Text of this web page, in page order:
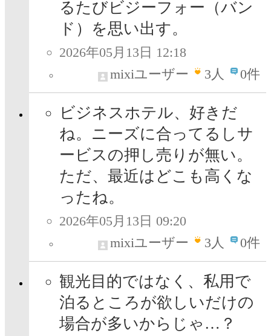
るたびビジーフォー（バン
ド）を思い出す。
2026年05月13日 12:18
mixiユーザー
3人 0件
ビジネスホテル、好きだ
ね。ニーズに合ってるしサ
ービスの押し売りが無い。
ただ、最近はどこも高くな
ったね。
2026年05月13日 09:20
mixiユーザー
3人 0件
観光目的ではなく、私用で
泊るところが欲しいだけの
場合が多いからじゃ…？